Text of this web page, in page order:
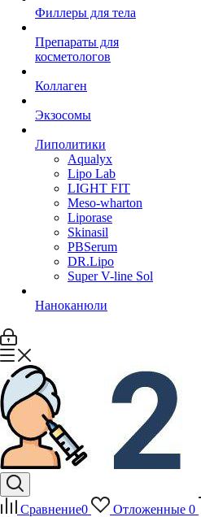
Филлеры для тела
Препараты для
косметологов
Коллаген
Экзосомы
Липолитики
Aqualyx
Lipo Lab
LIGHT FIT
Meso-wharton
Liporase
Skinasil
PBSerum
DR.Lipo
Super V-line Sol
Наноканюли
Сравнение0 Отложенные 0